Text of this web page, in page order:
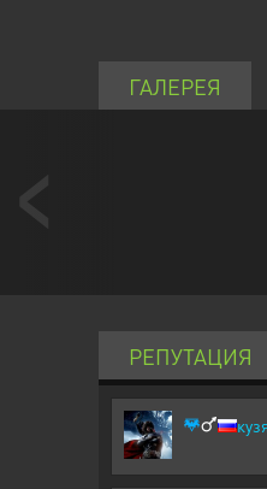
ГАЛЕРЕЯ
РЕПУТАЦИЯ